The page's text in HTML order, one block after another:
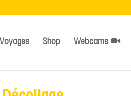
Voyages Shop Webcams